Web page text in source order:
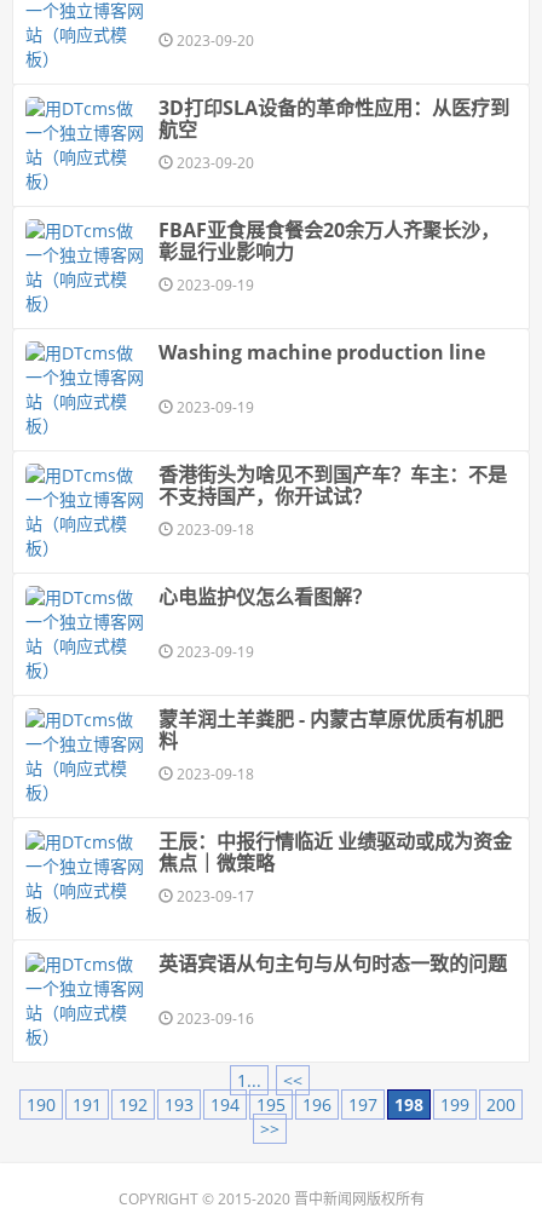
2023-09-20
3D打印SLA设备的革命性应用：从医疗到
航空
2023-09-20
FBAF亚食展食餐会20余万人齐聚长沙，
彰显行业影响力
2023-09-19
Washing machine production line
2023-09-19
香港街头为啥见不到国产车？车主：不是
不支持国产，你开试试？
2023-09-18
心电监护仪怎么看图解？
2023-09-19
蒙羊润土羊粪肥 - 内蒙古草原优质有机肥
料
2023-09-18
王辰：中报行情临近 业绩驱动或成为资金
焦点｜微策略
2023-09-17
英语宾语从句主句与从句时态一致的问题
2023-09-16
1...
<<
190
191 192 193 194 195 196 197 198 199
200
>>
COPYRIGHT © 2015-2020 晋中新闻网版权所有